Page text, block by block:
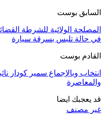
السابق بوست
المصلحة الولائية للشرطة
في حالة تلبس بسرقة سيارة
القادم بوست
انتخاب وبالإجماع سمير كودار
والمعاصرة
قد يعجبك ايضا
غير مصنف